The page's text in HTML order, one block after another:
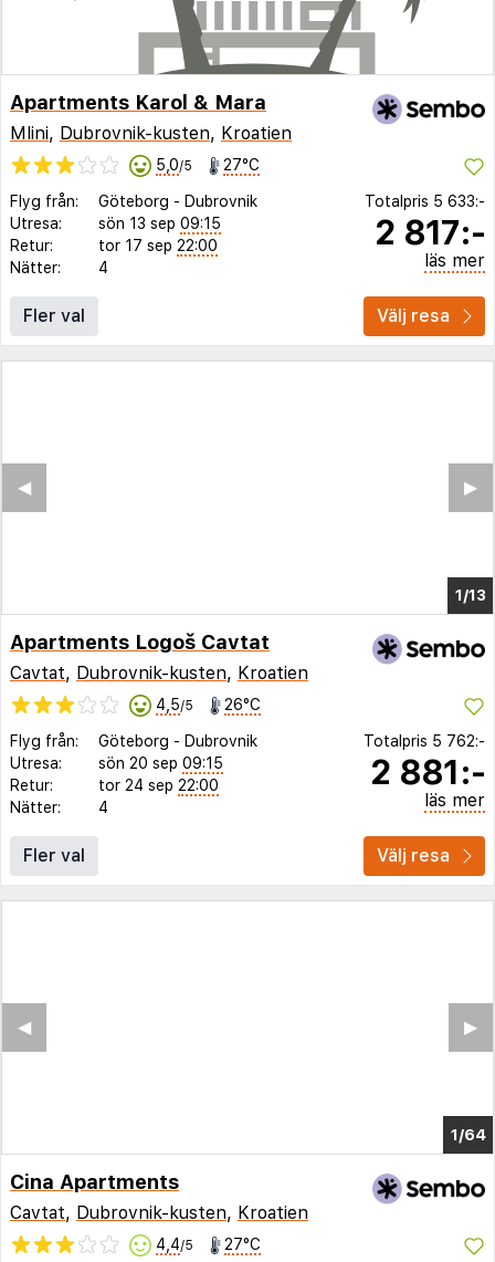
Apartments Karol & Mara
Mlini, Dubrovnik-kusten, Kroatien
5,0/5 27°C
Flyg från: Göteborg - Dubrovnik
Utresa:
sön 13 sep 09:15
Retur:
tor 17 sep 22:00
Nätter:
4
Totalpris 5 633:-
2 817:-
läs mer
Fler val Välj resa
1/6
▶︎
◀︎
Apartments Logoš Cavtat
Cavtat, Dubrovnik-kusten, Kroatien
4,5/5 26°C
Flyg från: Göteborg - Dubrovnik
Utresa:
sön 20 sep 09:15
Retur:
tor 24 sep 22:00
Nätter:
4
Totalpris 5 762:-
2 881:-
läs mer
Fler val Välj resa
1/60
▶︎
◀︎
Cina Apartments
Cavtat, Dubrovnik-kusten, Kroatien
4,4/5 27°C